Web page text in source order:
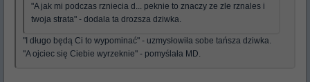
"A jak mi podczas rzniecia d... peknie to znaczy ze zle rznales i
twoja strata" - dodala ta drozsza dziwka.
"I długo będą Ci to wypominać" - uzmysłowiła sobe tańsza dziwka.
"A ojciec się Ciebie wyrzeknie" - pomyślała MD.